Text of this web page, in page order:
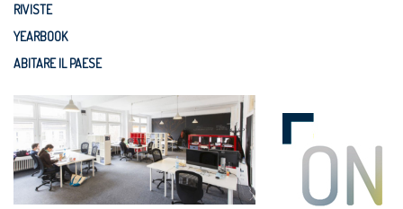
RIVISTE
YEARBOOK
ABITARE IL PAESE